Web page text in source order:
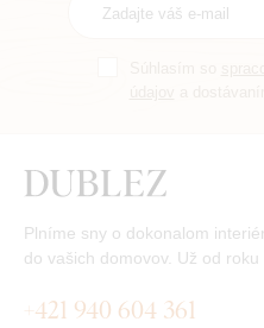
Plníme sny o dokonalom
do vašich domovov. Už od roku
+421 940 604 361